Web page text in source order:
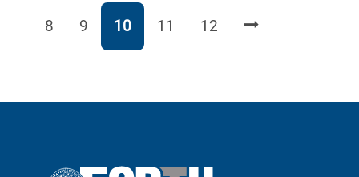
Page
8 Page
9 Page
10 Page
11 Page
12